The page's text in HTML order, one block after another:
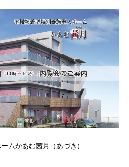
ムかあむ茜月（あづき）